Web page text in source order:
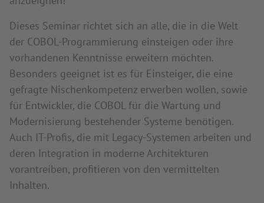
Dieses Seminar richtet sich an alle, die in die Welt
der COBOL-Programmierung einsteigen oder ihre
vorhandenen Kenntnisse erweitern möchten.
Besonders geeignet ist es für Einsteiger, die eine
gefragte Nischenkompetenz erwerben wollen, sowie
für Entwickler, die COBOL für die Wartung und
Modernisierung bestehender Systeme benötigen.
Auch IT-Profis, die mit Legacy-Systemen arbeiten und
deren Integration in moderne Architekturen
vorantreiben, profitieren von den vermittelten
Inhalten.